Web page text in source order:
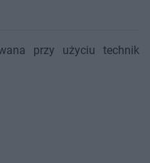
przy użyciu technik